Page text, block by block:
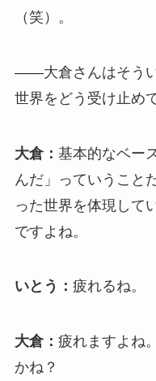
（笑）。
――大倉さんはそう
世界をどう受け止め
大倉： 基本的なベー
んだ」っていうこと
った世界を体現して
ですよね。
いとう： 疲れるね。
大倉： 疲れますよね
かね？